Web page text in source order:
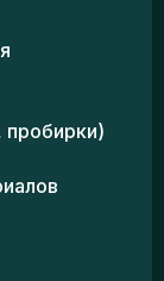
пробирки)